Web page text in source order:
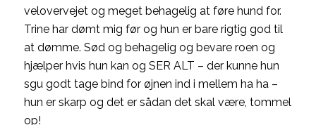
velovervejet og meget behagelig at føre hund for.
Trine har dømt mig før og hun er bare rigtig god til
at dømme. Sød og behagelig og bevare roen og
hjælper hvis hun kan og SER ALT – der kunne hun
sgu godt tage bind for øjnen ind i mellem ha ha –
hun er skarp og det er sådan det skal være, tommel
op!